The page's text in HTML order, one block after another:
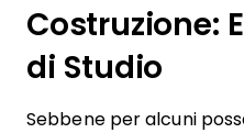
Costruzione:
di Studio
Sebbene per alcuni